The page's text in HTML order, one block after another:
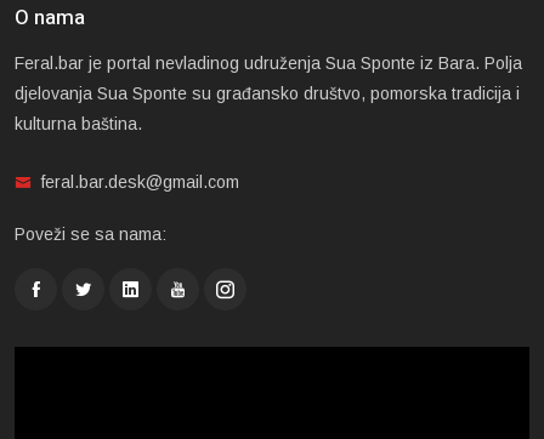
O nama
Feral.bar je portal nevladinog udruženja Sua Sponte iz Bara. Polja
djelovanja Sua Sponte su građansko društvo, pomorska tradicija i
kulturna baština.
feral.bar.desk@gmail.com
Poveži se sa nama: